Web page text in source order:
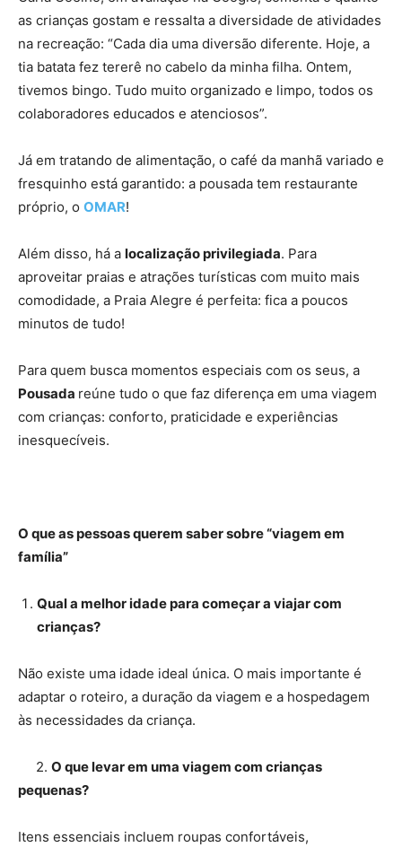
as crianças gostam e ressalta a diversidade de atividades
na recreação: “Cada dia uma diversão diferente. Hoje, a
tia batata fez tererê no cabelo da minha filha. Ontem,
tivemos bingo. Tudo muito organizado e limpo, todos os
colaboradores educados e atenciosos”.
Já em tratando de alimentação, o café da manhã variado e
fresquinho está garantido: a pousada tem restaurante
próprio, o OMAR!
Além disso, há a localização privilegiada. Para
aproveitar praias e atrações turísticas com muito mais
comodidade, a Praia Alegre é perfeita: fica a poucos
minutos de tudo!
Para quem busca momentos especiais com os seus, a
Pousada reúne tudo o que faz diferença em uma viagem
com crianças: conforto, praticidade e experiências
inesquecíveis.
O que as pessoas querem saber sobre “viagem em
família”
Qual a melhor idade para começar a viajar com
crianças?
Não existe uma idade ideal única. O mais importante é
adaptar o roteiro, a duração da viagem e a hospedagem
às necessidades da criança.
2. O que levar em uma viagem com crianças
pequenas?
Itens essenciais incluem roupas confortáveis,